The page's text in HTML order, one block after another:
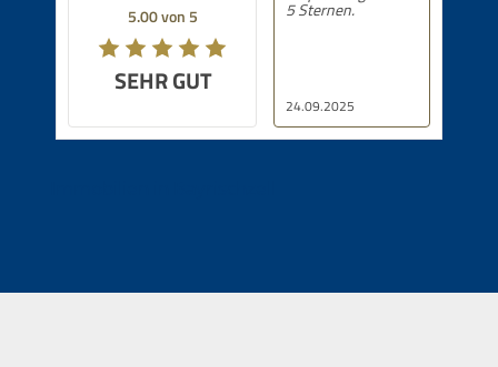
5.00 von 5
SEHR GUT
24.09.2025
5 Sternen.